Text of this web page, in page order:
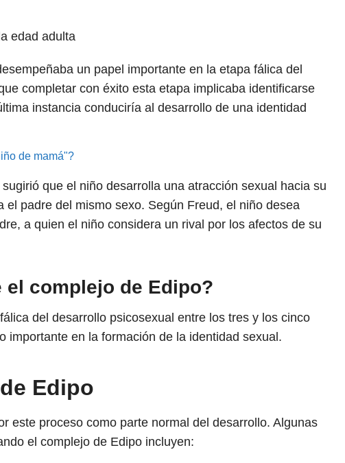
edad adulta
un papel importante en la etapa fálica del
completar con éxito esta etapa implicaba identificarse
instancia conduciría al desarrollo de una identidad
de mamá"?
que el niño desarrolla una atracción sexual hacia su
padre del mismo sexo. Según Freud, el niño desea
a quien el niño considera un rival por los afectos de su
el complejo de Edipo?
del desarrollo psicosexual entre los tres y los cinco
importante en la formación de la identidad sexual.
Edipo
este proceso como parte normal del desarrollo. Algunas
el complejo de Edipo incluyen: